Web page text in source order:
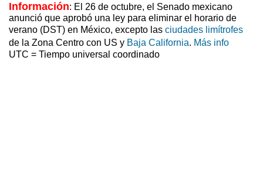
Información: El 26 de octubre, el Senado mexicano
anunció que aprobó una ley para eliminar el horario de
verano (DST) en México, excepto las ciudades limítrofes
de la Zona Centro con US y Baja California. Más info
UTC = Tiempo universal coordinado